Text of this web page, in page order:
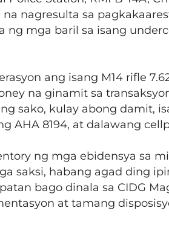
na nagresulta sa
ng mga baril sa isang
ang isang M14 rifle
na ginamit sa
sako, kulay abong damit,
AHA 8194, at dalawang
ng mga ebidensya sa
saksi, habang agad ding
bago dinala sa CIDG
at tamang